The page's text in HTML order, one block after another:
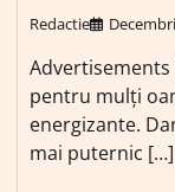
Redactie
pentru mulți
energizante.
mai puternic […]